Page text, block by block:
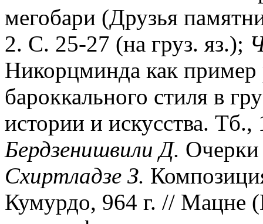
мегобари (Друзья
2. С. 25-27 (на груз. яз.);
Никорцминда как пример
бароккального стиля в
истории и искусства.
Бердзенишвили Д. Очерки
Схиртладзе З.
Кумурдо, 964 г. // Мацне